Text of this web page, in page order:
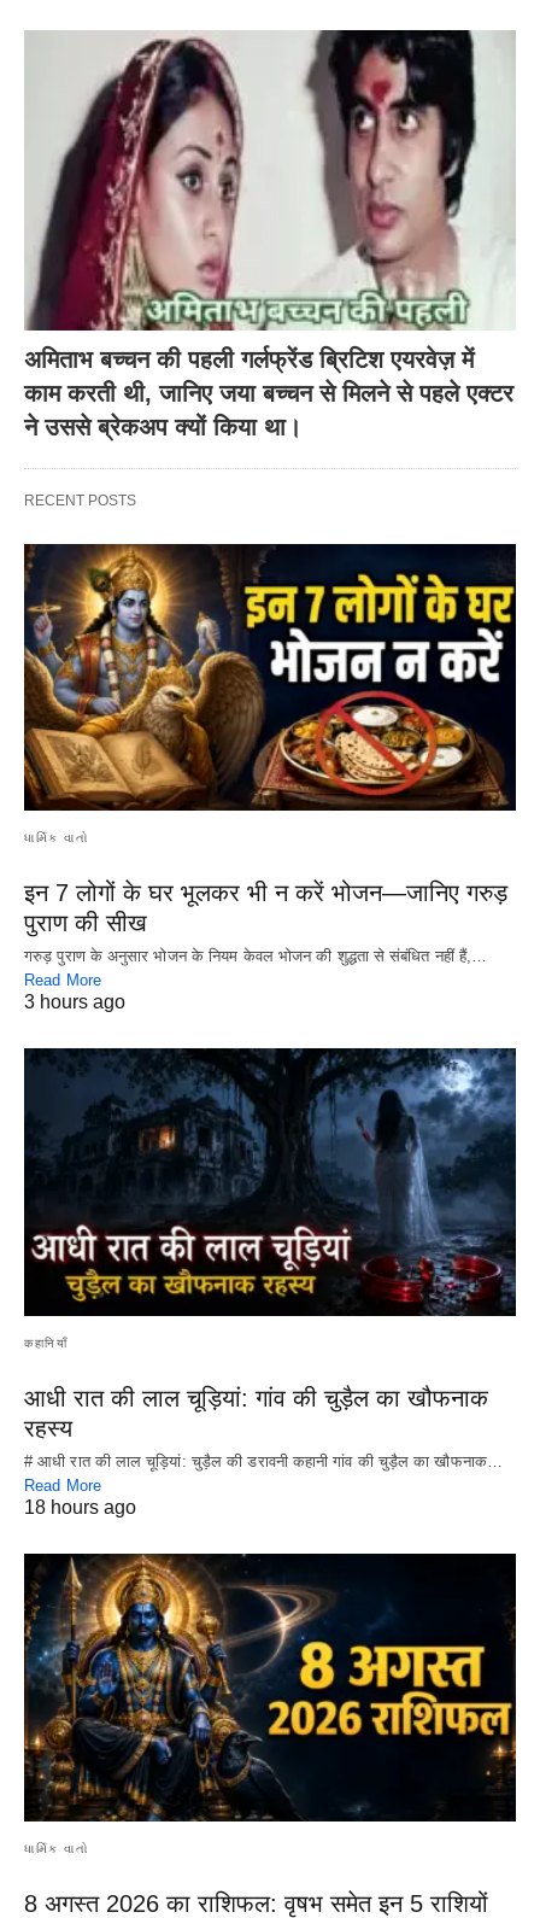
अमिताभ बच्चन की पहली गर्लफ्रेंड ब्रिटिश एयरवेज़ में
काम करती थी, जानिए जया बच्चन से मिलने से पहले एक्टर
ने उससे ब्रेकअप क्यों किया था।
RECENT POSTS
ધાર્મિક વાતો
इन 7 लोगों के घर भूलकर भी न करें भोजन—जानिए गरुड़
पुराण की सीख
गरुड़ पुराण के अनुसार भोजन के नियम केवल भोजन की शुद्धता से संबंधित नहीं हैं,…
Read More
3 hours ago
कहानियाँ
आधी रात की लाल चूड़ियां: गांव की चुड़ैल का खौफनाक
रहस्य
# आधी रात की लाल चूड़ियां: चुड़ैल की डरावनी कहानी गांव की चुड़ैल का खौफनाक…
Read More
18 hours ago
ધાર્મિક વાતો
8 अगस्त 2026 का राशिफल: वृषभ समेत इन 5 राशियों